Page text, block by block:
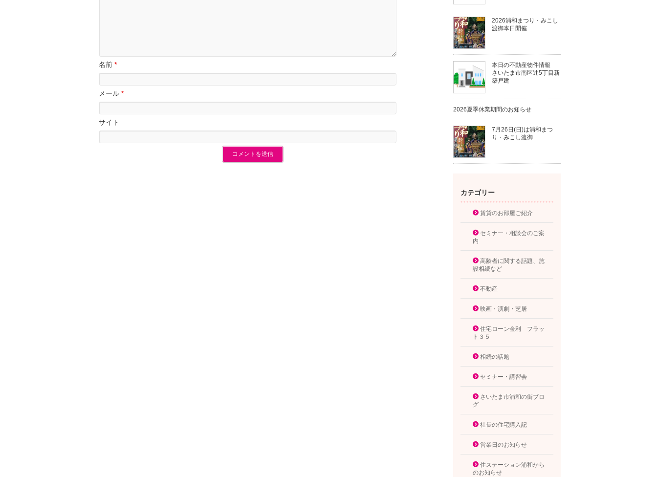
名前 *
メール *
サイト
2026浦和まつり・みこし
渡御本日開催
本日の不動産物件情報
さいたま市南区辻5丁目新
築戸建
2026夏季休業期間のお知らせ
7月26日(日)は浦和まつ
り・みこし渡御
カテゴリー
賃貸のお部屋ご紹介
セミナー・相談会のご案
内
高齢者に関する話題、施
設相続など
不動産
映画・演劇・芝居
住宅ローン金利 フラッ
ト３５
相続の話題
セミナー・講習会
さいたま市浦和の街ブロ
グ
社長の住宅購入記
営業日のお知らせ
住ステーション浦和から
のお知らせ